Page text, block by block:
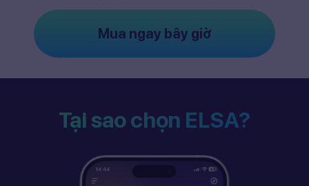
Mua ngay bây giờ
Tại sao chọn ELSA?